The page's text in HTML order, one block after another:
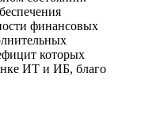
финансовых
которых
ИТ и ИБ, благо